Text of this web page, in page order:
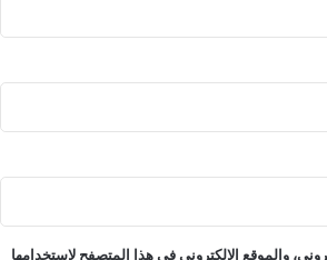
والموقع الإلكتروني في هذا المتصفح لاستخدامها